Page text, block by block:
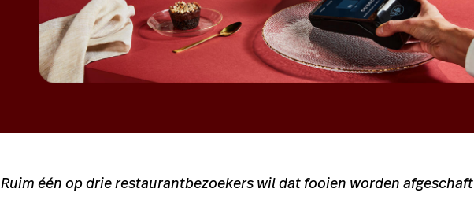
Ruim één op drie restaurantbezoekers wil dat fooien worden afgeschaft